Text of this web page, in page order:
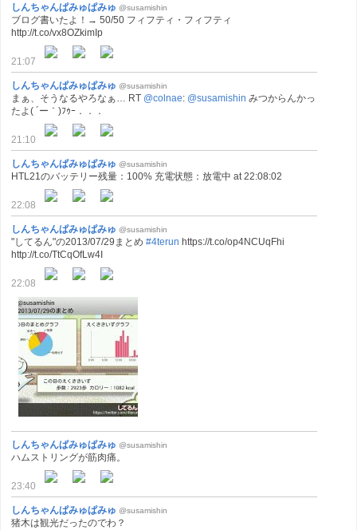
しんちゃんぱみゅぱみゅ @susamishin
ブログ書いたよ！→ 50/50 フィフティ・フィフティ
http://t.co/vx8OZkimIp
21:07
しんちゃんぱみゅぱみゅ @susamishin
まぁ、そうなるやろなぁ… RT @colnae: @susamishin みつからんかっ
たよ( ´ー｀)ﾌｩｰ．．．
21:10
しんちゃんぱみゅぱみゅ @susamishin
HTL21のバッテリー残量：100% 充電状態：放電中 at 22:08:02
22:08
しんちゃんぱみゅぱみゅ @susamishin
"してるん"の2013/07/29まとめ #4terun https://t.co/op4NCUqFhi
http://t.co/TtCqOfLw4I
22:08
しんちゃんぱみゅぱみゅ @susamishin
ハムストリングが筋肉痛。
23:40
しんちゃんぱみゅぱみゅ @susamishin
猪木は観光だったのでわ？